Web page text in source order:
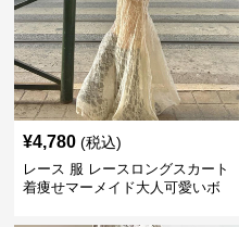
¥4,780 (税込)
レース 服 レースロングスカート
着痩せマーメイド大人可愛いボ